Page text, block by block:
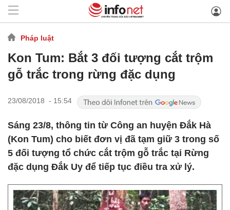
Pháp luật
Kon Tum: Bắt 3 đối tượng cắt trộm
gỗ trắc trong rừng đặc dụng
23/08/2018 - 15:54
Sáng 23/8, thông tin từ Công an huyện Đắk Hà
(Kon Tum) cho biết đơn vị đã tạm giữ 3 trong số
5 đối tượng tổ chức cắt trộm gỗ trắc tại Rừng
đặc dụng Đắk Uy để tiếp tục điều tra xử lý.